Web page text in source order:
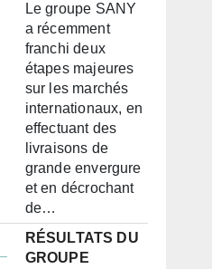
Le groupe SANY
a récemment
franchi deux
étapes majeures
sur les marchés
internationaux, en
effectuant des
livraisons de
grande envergure
et en décrochant
de…
RÉSULTATS DU
GROUPE